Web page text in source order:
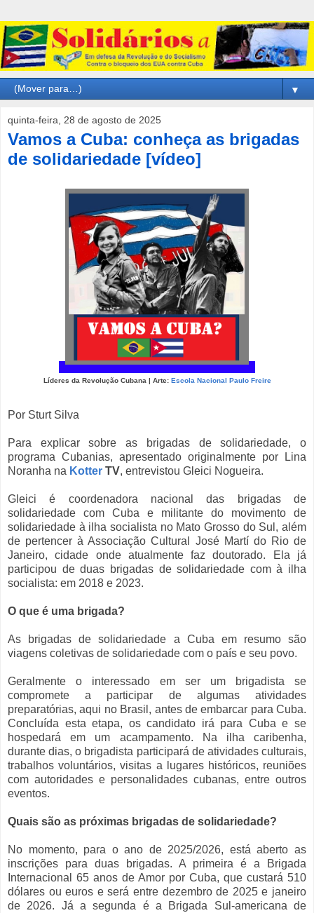
▼
quinta-feira, 28 de agosto de 2025
Vamos a Cuba: conheça as brigadas
de solidariedade [vídeo]
Líderes da Revolução Cubana | Arte: Escola Nacional Paulo Freire
Por Sturt Silva
Para explicar sobre as brigadas de solidariedade, o
programa Cubanias, apresentado originalmente por Lina
Noranha na Kotter TV, entrevistou Gleici Nogueira.
Gleici é coordenadora nacional das brigadas de
solidariedade com Cuba e militante do movimento de
solidariedade à ilha socialista no Mato Grosso do Sul, além
de pertencer à Associação Cultural José Martí do Rio de
Janeiro, cidade onde atualmente faz doutorado. Ela já
participou de duas brigadas de solidariedade com à ilha
socialista: em 2018 e 2023.
O que é uma brigada?
As brigadas de solidariedade a Cuba em resumo são
viagens coletivas de solidariedade com o país e seu povo.
Geralmente o interessado em ser um brigadista se
compromete a participar de algumas atividades
preparatórias, aqui no Brasil, antes de embarcar para Cuba.
Concluída esta etapa, os candidato irá para Cuba e se
hospedará em um acampamento. Na ilha caribenha,
durante dias, o brigadista participará de atividades culturais,
trabalhos voluntários, visitas a lugares históricos, reuniões
com autoridades e personalidades cubanas, entre outros
eventos.
Quais são as próximas brigadas de solidariedade?
No momento, para o ano de 2025/2026, está aberto as
inscrições para duas brigadas. A primeira é a Brigada
Internacional 65 anos de Amor por Cuba, que custará 510
dólares ou euros e será entre dezembro de 2025 e janeiro
de 2026. Já a segunda é a Brigada Sul-americana de